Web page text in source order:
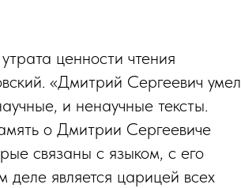
ценности чтения
«Дмитрий Сергеевич умел
и ненаучные тексты.
о Дмитрии Сергеевиче
связаны с языком, с его
является царицей всех